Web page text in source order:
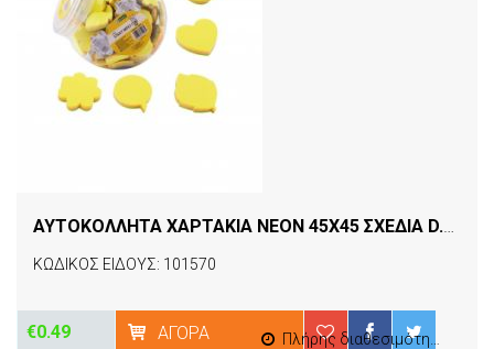
ΚΩΔΙΚΟΣ ΕΙΔΟΥΣ: 101570
€0.49 ΑΓΟΡΆ Πλήρης διαθεσιμότητα